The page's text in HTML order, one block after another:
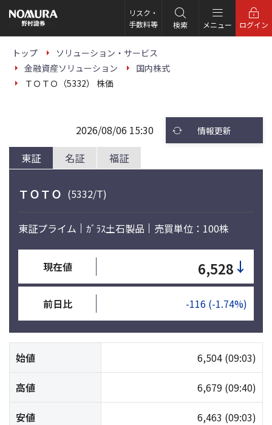
の
ー
リスク・
手数料等
検索 メニュー ログイン
トップ
ソリューション・サービス
金融資産ソリューション
国内株式
ＴＯＴＯ（5332） 株価
東証 名証 福証
2026/08/06 15:30 情報更新
ＴＯＴＯ (5332/T)
東証プライム ｶﾞﾗｽ土石製品 売買単位：100株
現在値 6,528 ↓
前日比 -116 (-1.74%)
始値 6,504 (09:03)
高値 6,679 (09:40)
安値 6,463 (09:03)